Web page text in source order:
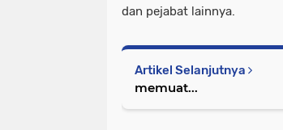
dan pejabat lainnya.
Artikel Selanjutnya
memuat...